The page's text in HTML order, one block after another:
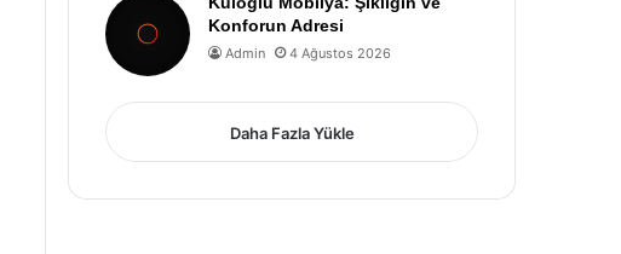
Konforun Adresi
Admin 4 Ağustos 2026
Daha Fazla Yükle